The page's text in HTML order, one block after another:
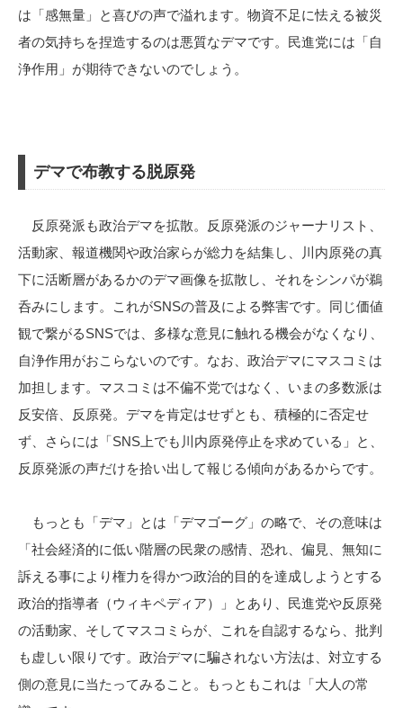
は「感無量」と喜びの声で溢れます。物資不足に怯える被災
者の気持ちを捏造するのは悪質なデマです。民進党には「自
浄作用」が期待できないのでしょう。
デマで布教する脱原発
反原発派も政治デマを拡散。反原発派のジャーナリスト、
活動家、報道機関や政治家らが総力を結集し、川内原発の真
下に活断層があるかのデマ画像を拡散し、それをシンパが鵜
呑みにします。これがSNSの普及による弊害です。同じ価値
観で繋がるSNSでは、多様な意見に触れる機会がなくなり、
自浄作用がおこらないのです。なお、政治デマにマスコミは
加担します。マスコミは不偏不党ではなく、いまの多数派は
反安倍、反原発。デマを肯定はせずとも、積極的に否定せ
ず、さらには「SNS上でも川内原発停止を求めている」と、
反原発派の声だけを拾い出して報じる傾向があるからです。
もっとも「デマ」とは「デマゴーグ」の略で、その意味は
「社会経済的に低い階層の民衆の感情、恐れ、偏見、無知に
訴える事により権力を得かつ政治的目的を達成しようとする
政治的指導者（ウィキペディア）」とあり、民進党や反原発
の活動家、そしてマスコミらが、これを自認するなら、批判
も虚しい限りです。政治デマに騙されない方法は、対立する
側の意見に当たってみること。もっともこれは「大人の常